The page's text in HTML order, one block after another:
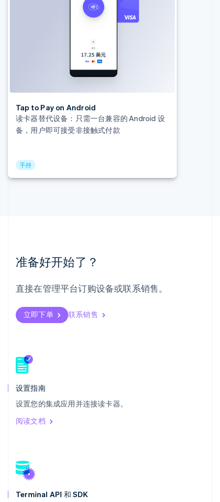
Tap to Pay on Android
读卡器替代设备：只需一台兼容的 Android 设
备，用户即可接受非接触式付款
手持
准备好开始了？
直接在管理平台订购设备或联系销售。
立即下单 联系销售
设置指南
设置您的集成应用并连接读卡器。
阅读文档
Terminal API 和 SDK
DeutschEnglish
Français DeutschEnglish
罗马尼亚
English
马来西亚
English
日本
瑞典
SvenskaEnglish
Deutsch FrançaisItaliano English
塞浦路斯
斯洛文尼亚
ไทยEnglish
希腊
English
西班牙
English
匈牙利
English